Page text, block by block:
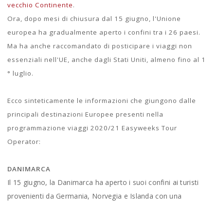
vecchio Continente.
Ora, dopo mesi di chiusura dal 15 giugno, l'Unione
europea ha gradualmente aperto i confini tra i 26 paesi.
Ma ha anche raccomandato di posticipare i viaggi non
essenziali nell'UE, anche dagli Stati Uniti, almeno fino al 1
° luglio.
Ecco sinteticamente le informazioni che giungono dalle
principali destinazioni Europee presenti nella
programmazione viaggi 2020/21 Easyweeks Tour
Operator:
DANIMARCA
Il 15 giugno, la Danimarca ha aperto i suoi confini ai turisti
provenienti da Germania, Norvegia e Islanda con una